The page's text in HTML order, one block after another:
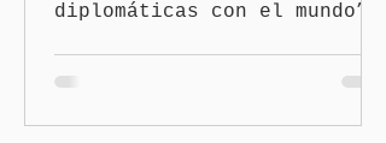
diplomáticas con el mundo”,
Sheinbaum Pardo anunció el